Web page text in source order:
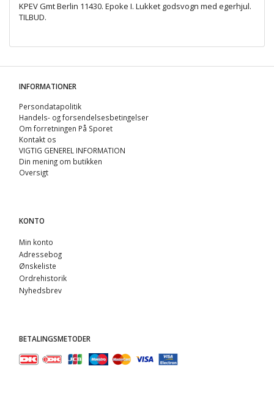
KPEV Gmt Berlin 11430. Epoke I. Lukket godsvogn med egerhjul.
TILBUD.
INFORMATIONER
Persondatapolitik
Handels- og forsendelsesbetingelser
Om forretningen På Sporet
Kontakt os
VIGTIG GENEREL INFORMATION
Din mening om butikken
Oversigt
KONTO
Min konto
Adressebog
Ønskeliste
Ordrehistorik
Nyhedsbrev
BETALINGSMETODER